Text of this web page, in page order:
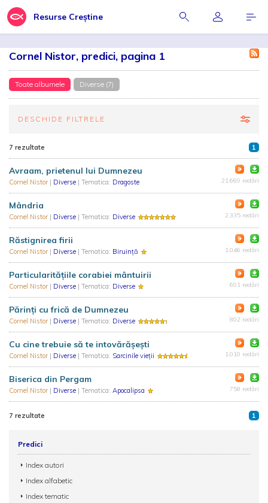
Resurse Creștine
Cornel Nistor, predici, pagina 1
Toate albumele Diverse (7)
DESCHIDE FILTRELE
7 rezultate 1
Avraam, prietenul lui Dumnezeu
Cornel Nistor | Diverse | Tematica: Dragoste 21.669 redări
Mândria
Cornel Nistor | Diverse | Tematica: Diverse 2.335 redări
Răstignirea firii
Cornel Nistor | Diverse | Tematica: Biruință 1.046 redări
Particularităţiile corabiei mântuirii
Cornel Nistor | Diverse | Tematica: Diverse 691 redări
Părinţi cu frică de Dumnezeu
Cornel Nistor | Diverse | Tematica: Diverse 802 redări
Cu cine trebuie să te intovărăşeşti
Cornel Nistor | Diverse | Tematica: Sarcinile vieții 1.010 redări
Biserica din Pergam
Cornel Nistor | Diverse | Tematica: Apocalipsa 758 redări
7 rezultate 1
Predici
Index autori
Index alfabetic
Index tematic